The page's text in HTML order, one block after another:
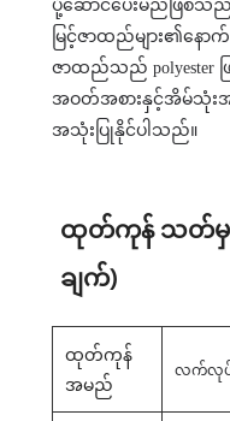
ပို့ဆောင်ပေးမည်ဖြစ်သည်
မြင့်ဇာထည်များ၏နောက်
ဇာထည်သည် polyester ဖ
အဝတ်အစားနှင့်အိမ်သုံ
အသုံးပြုနိုင်ပါသည်။
ထုတ်ကုန် သတ်
ချက်)
ထုတ်ကုန်
အမည်
လက်လုပ်